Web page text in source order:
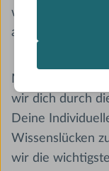
während deiner
alleine!
Mit der für dich
wir dich durch
Deine
Wissenslücken
wir die